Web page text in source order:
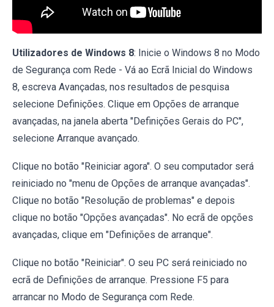
Utilizadores de Windows 8: Inicie o Windows 8 no Modo
de Segurança com Rede - Vá ao Ecrã Inicial do Windows
8, escreva Avançadas, nos resultados de pesquisa
selecione Definições. Clique em Opções de arranque
avançadas, na janela aberta "Definições Gerais do PC",
selecione Arranque avançado.
Clique no botão "Reiniciar agora". O seu computador será
reiniciado no "menu de Opções de arranque avançadas".
Clique no botão "Resolução de problemas" e depois
clique no botão "Opções avançadas". No ecrã de opções
avançadas, clique em "Definições de arranque".
Clique no botão "Reiniciar". O seu PC será reiniciado no
ecrã de Definições de arranque. Pressione F5 para
arrancar no Modo de Segurança com Rede.